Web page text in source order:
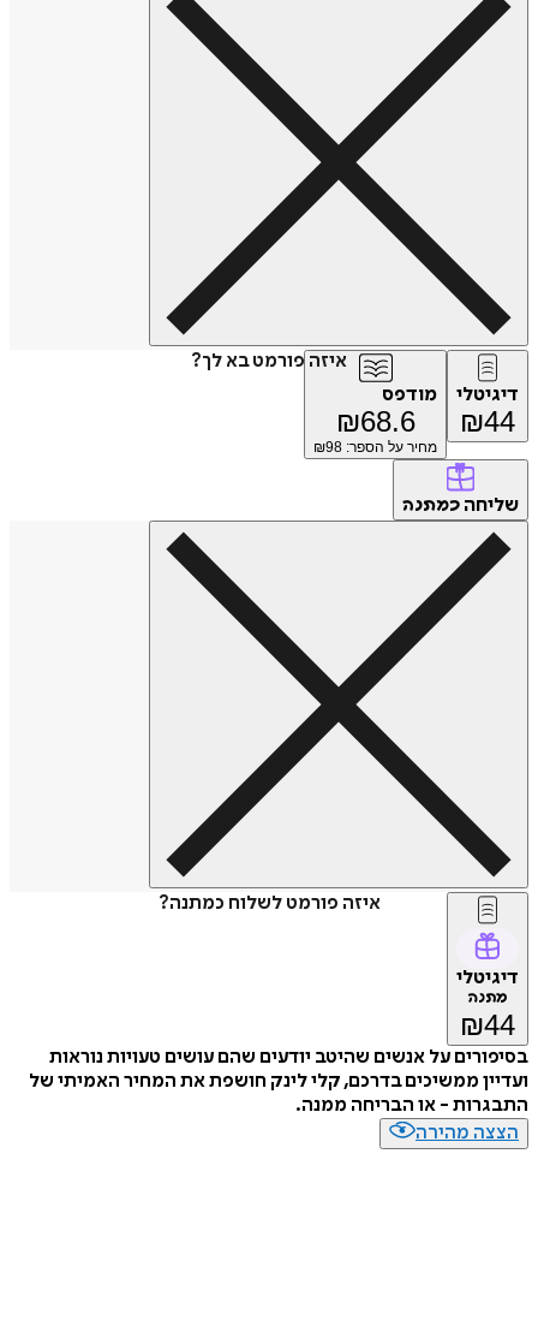
איזה פורמט בא לך?
דיגיטלי
₪44
מודפס
₪68.6
מחיר על הספר: ₪ 98
שליחה כמתנה
איזה פורמט לשלוח כמתנה?
דיגיטלי
מתנה
₪44
בסיפורים על אנשים שהיטב יודעים שהם עושים טעויות נוראות
ועדיין ממשיכים בדרכם, קלי לינק חושפת את המחיר האמיתי של
התבגרות - או הבריחה ממנה.
הצצה מהירה